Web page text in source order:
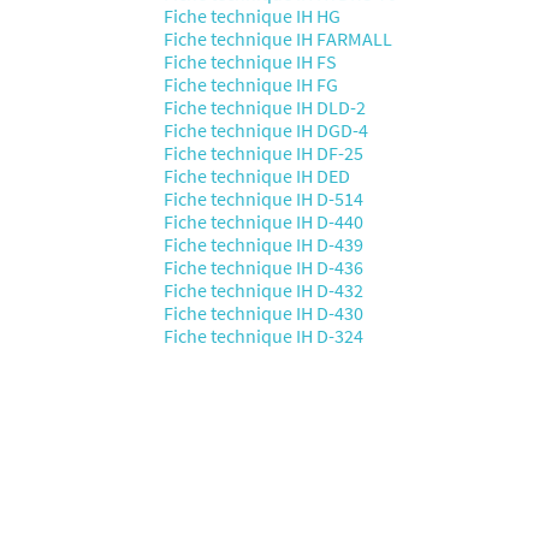
Fiche technique IH HG
Fiche technique IH FARMALL
Fiche technique IH FS
Fiche technique IH FG
Fiche technique IH DLD-2
Fiche technique IH DGD-4
Fiche technique IH DF-25
Fiche technique IH DED
Fiche technique IH D-514
Fiche technique IH D-440
Fiche technique IH D-439
Fiche technique IH D-436
Fiche technique IH D-432
Fiche technique IH D-430
Fiche technique IH D-324